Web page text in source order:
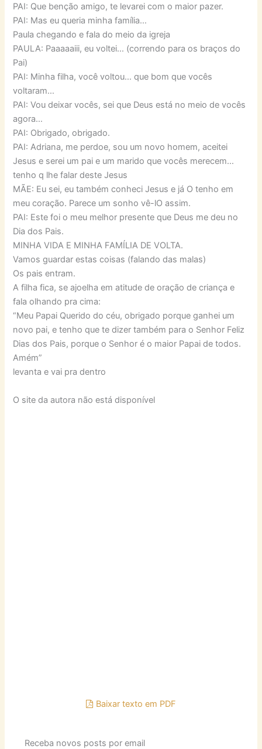
PAI: Que benção amigo, te levarei com o maior pazer.
PAI: Mas eu queria minha família…
Paula chegando e fala do meio da igreja
PAULA: Paaaaaiii, eu voltei… (correndo para os braços do
Pai)
PAI: Minha filha, você voltou… que bom que vocês
voltaram…
PAI: Vou deixar vocês, sei que Deus está no meio de vocês
agora…
PAI: Obrigado, obrigado.
PAI: Adriana, me perdoe, sou um novo homem, aceitei
Jesus e serei um pai e um marido que vocês merecem…
tenho q lhe falar deste Jesus
MÃE: Eu sei, eu também conheci Jesus e já O tenho em
meu coração. Parece um sonho vê-lO assim.
PAI: Este foi o meu melhor presente que Deus me deu no
Dia dos Pais.
MINHA VIDA E MINHA FAMÍLIA DE VOLTA.
Vamos guardar estas coisas (falando das malas)
Os pais entram.
A filha fica, se ajoelha em atitude de oração de criança e
fala olhando pra cima:
“Meu Papai Querido do céu, obrigado porque ganhei um
novo pai, e tenho que te dizer também para o Senhor Feliz
Dias dos Pais, porque o Senhor é o maior Papai de todos.
Amém”
levanta e vai pra dentro
O site da autora não está disponível
Baixar texto em PDF
Receba novos posts por email